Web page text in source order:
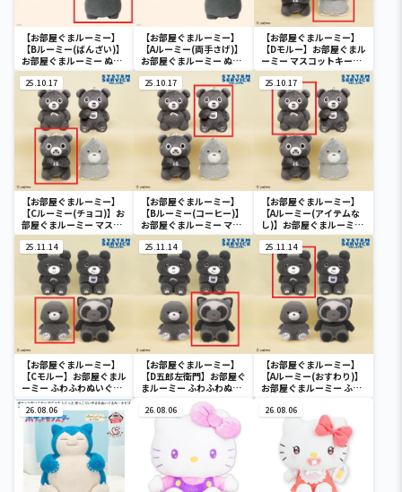
【お部屋ぐまルーミー】
【Bルーミー(ばんざい)】
お部屋ぐまルーミー ぬい
ぐるみBIG
【お部屋ぐまルーミー】
【Aルーミー(両手さげ)】
お部屋ぐまルーミー ぬい
ぐるみBIG
【お部屋ぐまルーミー】
【Dモルー】お部屋ぐまル
ーミー マスコットキーチ
ェーン
25.10.17
【お部屋ぐまルーミー】
【Cルーミー(チョコ)】お
部屋ぐまルーミー マスコ
ットキーチェーン
25.10.17
【お部屋ぐまルーミー】
【Bルーミー(コーヒー)】
お部屋ぐまルーミー マス
コットキーチェーン
25.10.17
【お部屋ぐまルーミー】
【Aルーミー(アイテムな
し)】お部屋ぐまルーミー
マスコットキーチェーン
25.11.14
【お部屋ぐまルーミー】
【Cモルー】お部屋ぐまル
ーミー ふわふわぬいぐる
み
25.11.14
【お部屋ぐまルーミー】
【D五郎左衛門】お部屋ぐ
まルーミー ふわふわぬい
25.11.14
【お部屋ぐまルーミー】
【Aルーミー(おすわり)】
お部屋ぐまルーミー ふわ
26.08.06 26.08.06 26.08.06